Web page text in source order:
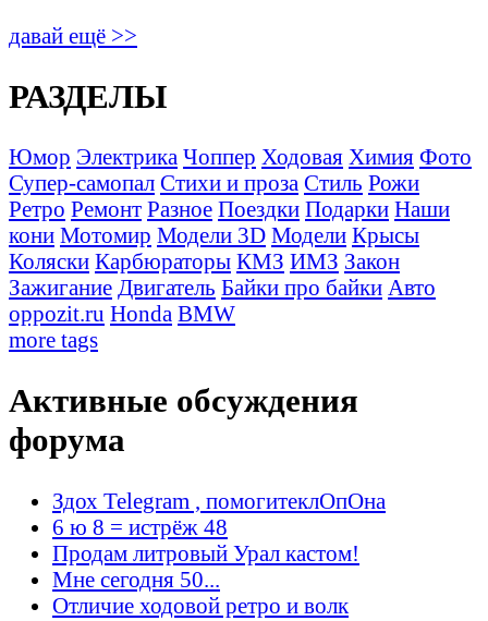
давай ещё >>
РАЗДЕЛЫ
Юмор Электрика Чоппер Ходовая Химия Фото
Супер-самопал Стихи и проза Стиль Рожи
Ретро Ремонт Разное Поездки Подарки Наши
кони Мотомир Модели 3D Модели Крысы
Коляски Карбюраторы КМЗ ИМЗ Закон
Зажигание Двигатель Байки про байки Авто
oppozit.ru Honda BMW
more tags
Активные обсуждения
форума
Здох Telegram , помогитеклОпОна
6 ю 8 = истрёж 48
Продам литровый Урал кастом!
Мне сегодня 50...
Отличие ходовой ретро и волк